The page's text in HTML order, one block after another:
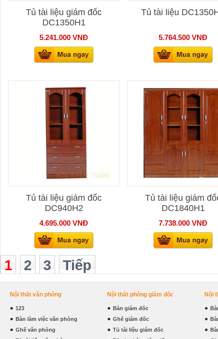
Tủ tài liệu giám đốc
DC1350H1
5.241.000 VNĐ
Tủ tài liệu
5.764.500 VNĐ
Tủ tài liệu giám đốc
DC940H2
4.695.000 VNĐ
Tủ tài liệu giám
DC1840H1
7.738.000 VNĐ
1 2 3 Tiếp
Nội thất văn phòng
123
Bàn làm việc văn phòng
Ghế văn phòng
Nội thất phòng giám đốc
Bàn giám đốc
Ghế giám đốc
Tủ tài liệu giám đốc
Nội